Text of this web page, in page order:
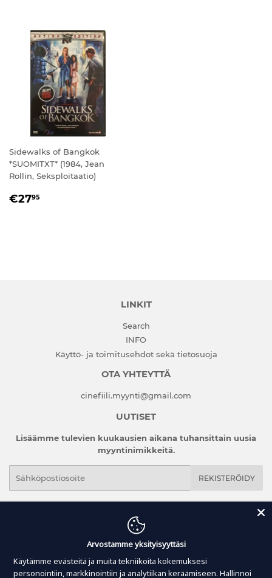
Sidewalks of Bangkok
*SUOMITXT* (1984, Jean
Rollin, Seksploitaatio)
NORMAALIHINTA
€2795
LINKIT
Search
INFO
Käyttö- ja toimitusehdot sekä tietosuoja
OTA YHTEYTTÄ
cinefiili.myynti@gmail.com
UUTISET
Lisäämme tulevien kuukausien aikana tuhansittain uusia
myyntinimikkeitä.
REKISTERÖIDY
Käyttö- ja toimitusehdot sekä tietosuoja
© 2026Cinefiili
Shopify-verkkokaupat
Arvostamme yksityisyyttäsi
Käytämme evästeitä ja muita tekniikoita kokemuksesi
personointiin, markkinointiin ja analytiikan keräämiseen. Hallinnoi